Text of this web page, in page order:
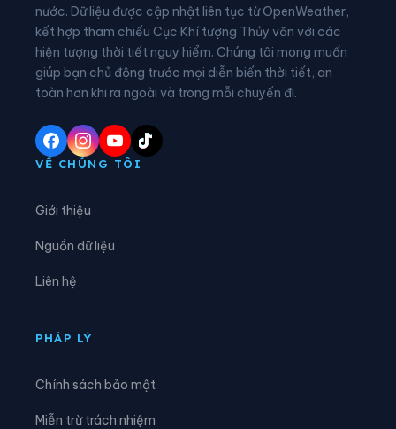
Xã A Lưới 5 Xã Bình Điền
Xã Chân Mây - Lăng Cô Xã Đan Điền
Xã Hưng Lộc Xã Khe Tre
Xã Lộc An
Xã Nam Đông
nước. Dữ liệu được cập nhật liên tục từ OpenWeather,
kết hợp tham chiếu Cục Khí tượng Thủy văn với các
hiện tượng thời tiết nguy hiểm. Chúng tôi mong muốn
giúp bạn chủ động trước mọi diễn biến thời tiết, an
toàn hơn khi ra ngoài và trong mỗi chuyến đi.
VỀ CHÚNG TÔI
Giới thiệu
Nguồn dữ liệu
Liên hệ
PHÁP LÝ
Chính sách bảo mật
Miễn trừ trách nhiệm